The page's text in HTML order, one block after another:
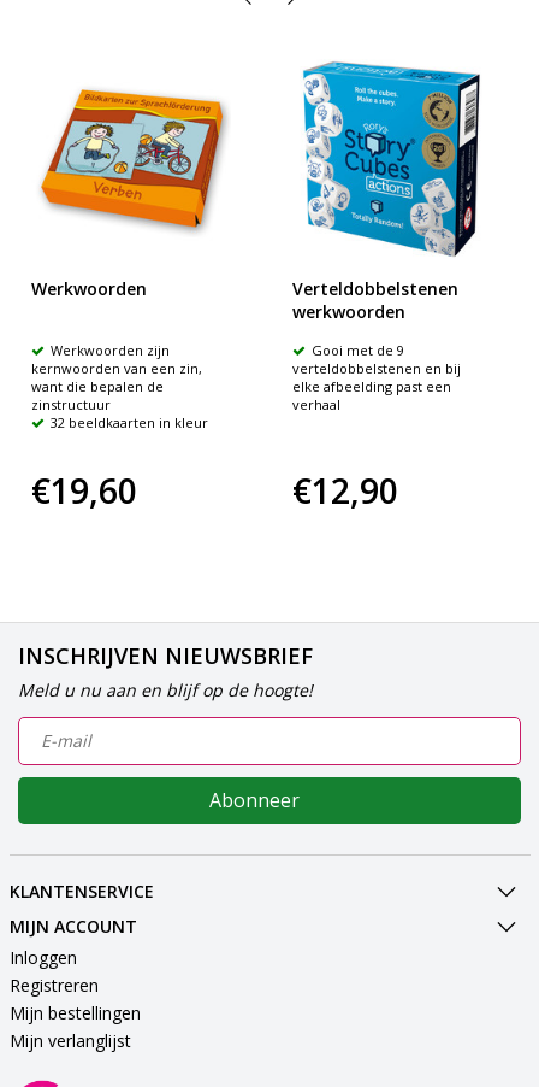
Werkwoorden
Werkwoorden zijn
kernwoorden van een zin,
want die bepalen de
zinstructuur
32 beeldkaarten in kleur
€19,60
Verteldobbelstenen
werkwoorden
Gooi met de 9
verteldobbelstenen en bij
elke afbeelding past een
verhaal
€12,90
INSCHRIJVEN NIEUWSBRIEF
Meld u nu aan en blijf op de hoogte!
Abonneer
KLANTENSERVICE
MIJN ACCOUNT
Inloggen
Registreren
Mijn bestellingen
Mijn verlanglijst